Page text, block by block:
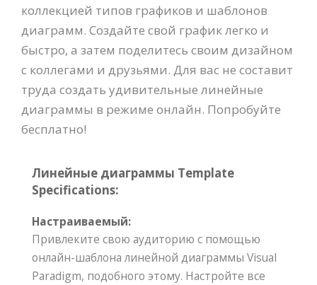
коллекцией типов графиков и шаблонов
диаграмм. Создайте свой график легко и
быстро, а затем поделитесь своим дизайном
с коллегами и друзьями. Для вас не составит
труда создать удивительные линейные
диаграммы в режиме онлайн. Попробуйте
бесплатно!
Линейные диаграммы Template
Specifications:
Настраиваемый:
Привлеките свою аудиторию с помощью
онлайн-шаблона линейной диаграммы Visual
Paradigm, подобного этому. Настройте все